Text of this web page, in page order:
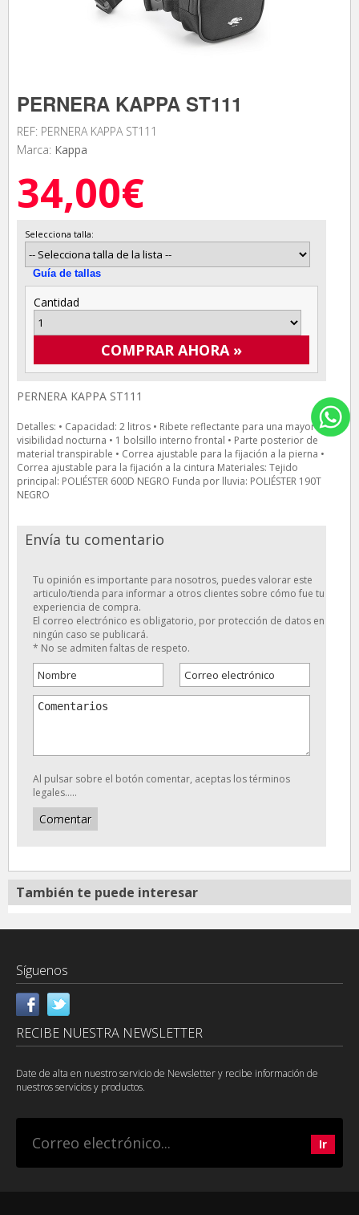
PERNERA KAPPA ST111
REF: PERNERA KAPPA ST111
Marca: Kappa
34,00€
Selecciona talla:
Guía de tallas
Cantidad
COMPRAR AHORA »
PERNERA KAPPA ST111
Detalles: • Capacidad: 2 litros • Ribete reflectante para una mayor
visibilidad nocturna • 1 bolsillo interno frontal • Parte posterior de
material transpirable • Correa ajustable para la fijación a la pierna •
Correa ajustable para la fijación a la cintura Materiales: Tejido
principal: POLIÉSTER 600D NEGRO Funda por lluvia: POLIÉSTER 190T
NEGRO
Envía tu comentario
Tu opinión es importante para nosotros, puedes valorar este
articulo/tienda para informar a otros clientes sobre cómo fue tu
experiencia de compra.
El correo electrónico es obligatorio, por protección de datos en
ningún caso se publicará.
* No se admiten faltas de respeto.
Al pulsar sobre el botón comentar, aceptas los términos
legales.....
También te puede interesar
Síguenos
RECIBE NUESTRA NEWSLETTER
Date de alta en nuestro servicio de Newsletter y recibe información de
nuestros servicios y productos.